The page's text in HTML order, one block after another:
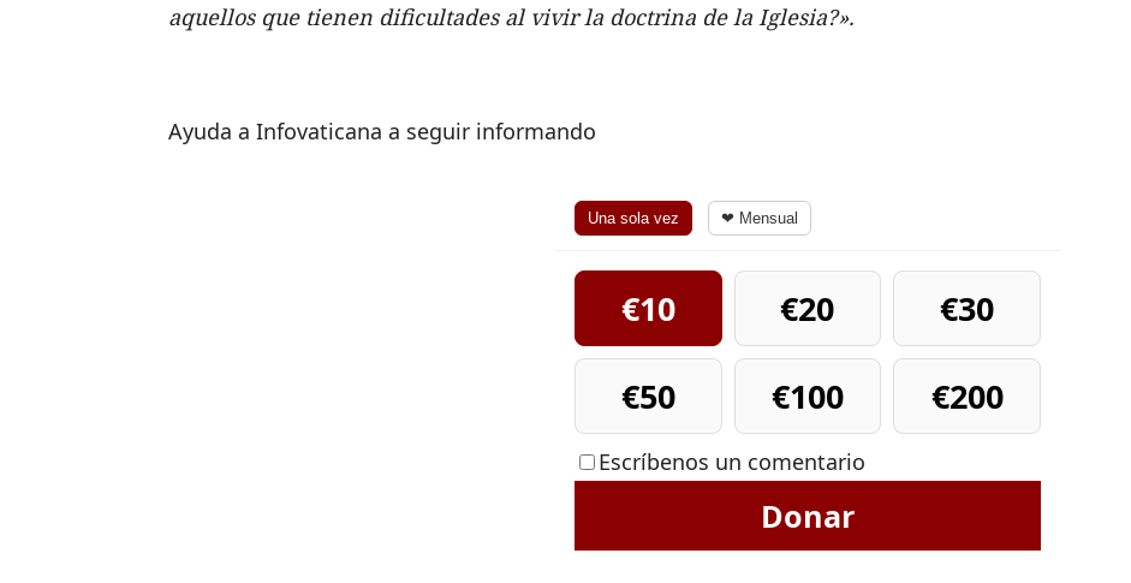
aquellos que tienen dificultades al vivir la doctrina de la Iglesia?».
Ayuda a Infovaticana a seguir informando
Una sola vez ❤ Mensual
€10 €20
€30
€50
€100 €200
Escríbenos un comentario
Donar